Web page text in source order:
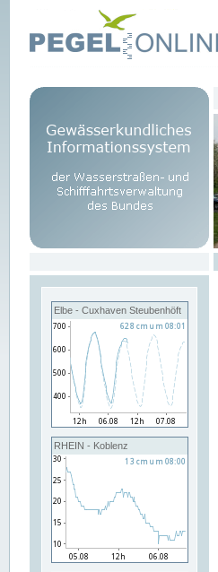
Elbe - Cuxhaven Steubenhöft
RHEIN - Koblenz